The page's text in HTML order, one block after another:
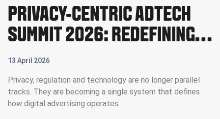
PRIVACY-CENTRIC ADTECH
SUMMIT 2026: REDEFINING
DATA, VALUE AND CONTROL
IN DIGITAL ADVERTISING
13 April 2026
Privacy, regulation and technology are no longer parallel
tracks. They are becoming a single system that defines
how digital advertising operates.